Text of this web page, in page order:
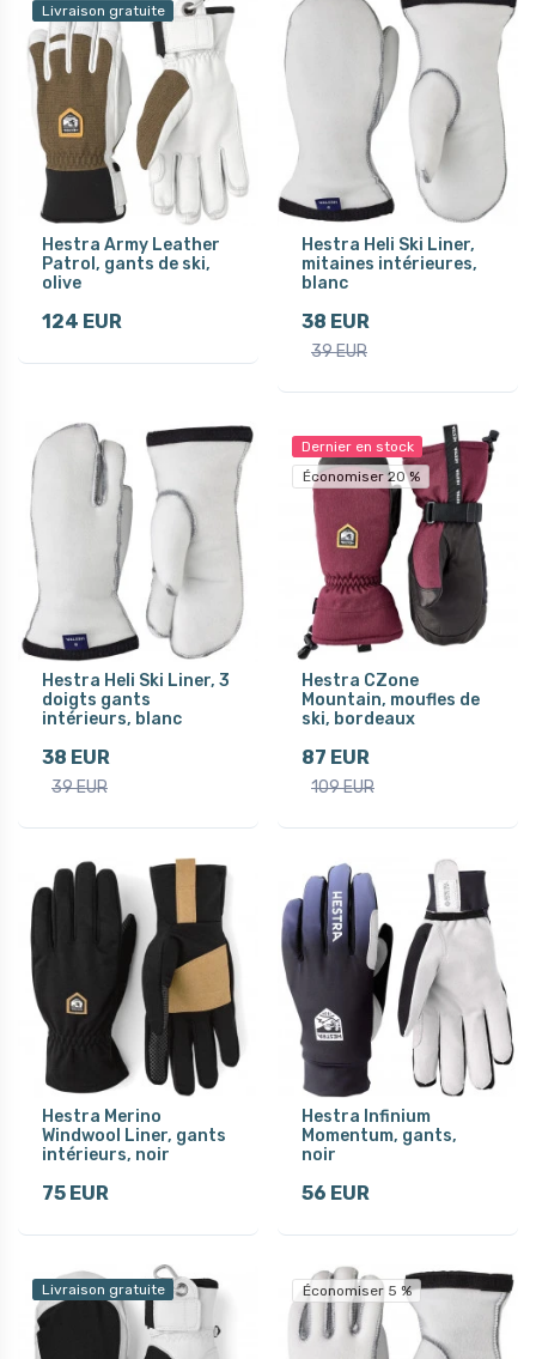
Livraison gratuite
Hestra Army Leather
Patrol, gants de ski,
olive
124 EUR
Hestra Heli Ski Liner,
mitaines intérieures,
blanc
38 EUR
39 EUR
Hestra Heli Ski Liner, 3
doigts gants
intérieurs, blanc
38 EUR
39 EUR
Dernier en stock
Économiser 20 %
Hestra CZone
Mountain, moufles de
ski, bordeaux
87 EUR
109 EUR
Hestra Merino
Windwool Liner, gants
intérieurs, noir
75 EUR
Hestra Infinium
Momentum, gants,
noir
56 EUR
Livraison gratuite Économiser 5 %